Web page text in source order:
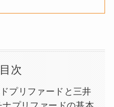
目次
プリファードと三井